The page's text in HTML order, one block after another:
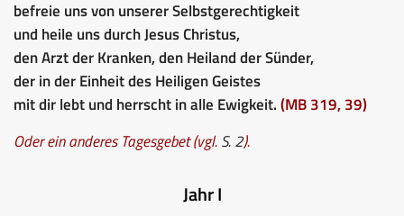
befreie uns von unserer Selbstgerechtigkeit
und heile uns durch Jesus Christus,
den Arzt der Kranken, den Heiland der Sünder,
der in der Einheit des Heiligen Geistes
mit dir lebt und herrscht in alle Ewigkeit.(MB 319, 39)
Oder ein anderes Tagesgebet (vgl.S. 2).
Jahr I